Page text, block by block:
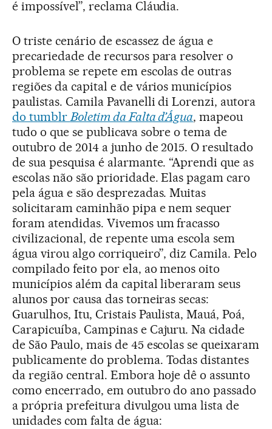
é impossível”, reclama Cláudia.
O triste cenário de escassez de água e
precariedade de recursos para resolver o
problema se repete em escolas de outras
regiões da capital e de vários municípios
paulistas. Camila Pavanelli di Lorenzi, autora
do tumblrBoletim da Falta d’Água, mapeou
tudo o que se publicava sobre o tema de
outubro de 2014 a junho de 2015. O resultado
de sua pesquisa é alarmante. “Aprendi que as
escolas não são prioridade. Elas pagam caro
pela água e são desprezadas. Muitas
solicitaram caminhão pipa e nem sequer
foram atendidas. Vivemos um fracasso
civilizacional, de repente uma escola sem
água virou algo corriqueiro”, diz Camila. Pelo
compilado feito por ela, ao menos oito
municípios além da capital liberaram seus
alunos por causa das torneiras secas:
Guarulhos, Itu, Cristais Paulista, Mauá, Poá,
Carapicuíba, Campinas e Cajuru. Na cidade
de São Paulo, mais de 45 escolas se queixaram
publicamente do problema. Todas distantes
da região central. Embora hoje dê o assunto
como encerrado, em outubro do ano passado
a própria prefeitura divulgou uma lista de
unidades com falta de água: